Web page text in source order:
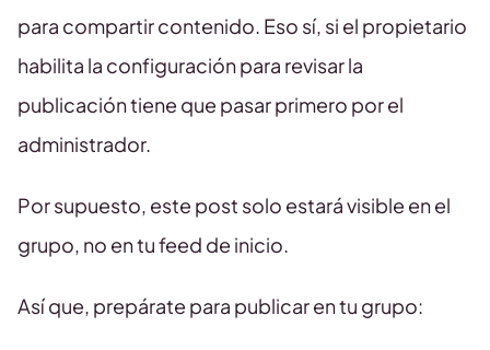
para compartir contenido. Eso sí, si el propietario
habilita la configuración para revisar la
publicación tiene que pasar primero por el
administrador.
Por supuesto, este post solo estará visible en el
grupo, no en tu feed de inicio.
Así que, prepárate para publicar en tu grupo: